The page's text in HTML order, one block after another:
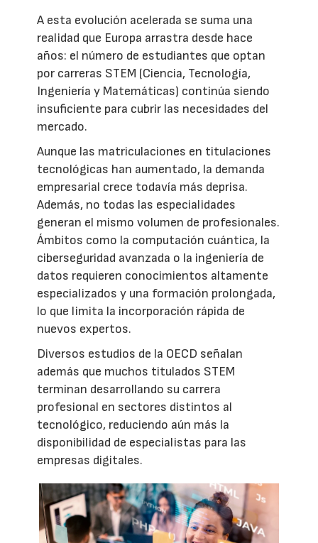
A esta evolución acelerada se suma una
realidad que Europa arrastra desde hace
años: el número de estudiantes que optan
por carreras STEM (Ciencia, Tecnología,
Ingeniería y Matemáticas) continúa siendo
insuficiente para cubrir las necesidades del
mercado.
Aunque las matriculaciones en titulaciones
tecnológicas han aumentado, la demanda
empresarial crece todavía más deprisa.
Además, no todas las especialidades
generan el mismo volumen de profesionales.
Ámbitos como la computación cuántica, la
ciberseguridad avanzada o la ingeniería de
datos requieren conocimientos altamente
especializados y una formación prolongada,
lo que limita la incorporación rápida de
nuevos expertos.
Diversos estudios de la OECD señalan
además que muchos titulados STEM
terminan desarrollando su carrera
profesional en sectores distintos al
tecnológico, reduciendo aún más la
disponibilidad de especialistas para las
empresas digitales.